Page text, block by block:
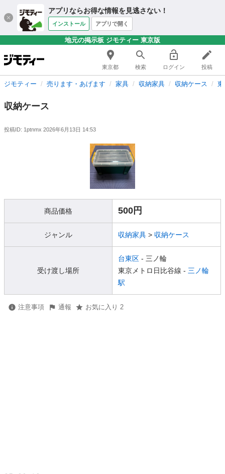
アプリならお得な情報を見逃さない！
インストール アプリで開く
地元の掲示板 ジモティー 東京版
東京都 検索 ログイン 投稿
ジモティー 売ります・あげます 家具 収納家具 収納ケース
収納ケース
投稿ID: 1ptnmx 2026年6月13日 14:53
商品価格 500円
ジャンル 収納家具 > 収納ケース
受け渡し場所
台東区 - 三ノ輪
東京メトロ日比谷線 - 三ノ輪
駅
注意事項 通報 お気に入り 2